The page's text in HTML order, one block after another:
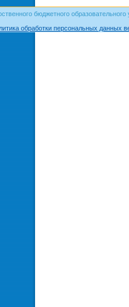
бюджетного
обработки персональных данных